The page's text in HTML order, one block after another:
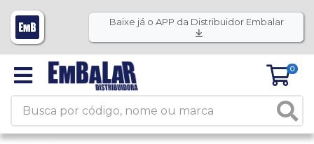
Baixe já o APP da Distribuidor Embalar
0